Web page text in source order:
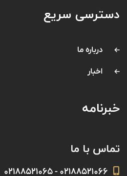
دسترسی سریع
درباره ما
اخبار
خبرنامه
تماس با ما
۰۲۱۸۸۵۲۱۰۶۶ - ۰۲۱۸۸۵۲۱۰۶۵